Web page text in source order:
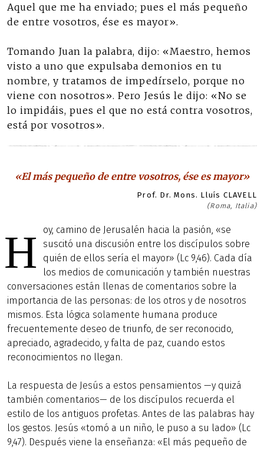
Aquel que me ha enviado; pues el más pequeño
de entre vosotros, ése es mayor».
Tomando Juan la palabra, dijo: «Maestro, hemos
visto a uno que expulsaba demonios en tu
nombre, y tratamos de impedírselo, porque no
viene con nosotros». Pero Jesús le dijo: «No se
lo impidáis, pues el que no está contra vosotros,
está por vosotros».
«El más pequeño de entre vosotros, ése es mayor»
Prof. Dr. Mons. Lluís CLAVELL
(Roma, Italia)
H
oy, camino de Jerusalén hacia la pasión, «se
suscitó una discusión entre los discípulos sobre
quién de ellos sería el mayor» (Lc 9,46). Cada día
los medios de comunicación y también nuestras
conversaciones están llenas de comentarios sobre la
importancia de las personas: de los otros y de nosotros
mismos. Esta lógica solamente humana produce
frecuentemente deseo de triunfo, de ser reconocido,
apreciado, agradecido, y falta de paz, cuando estos
reconocimientos no llegan.
La respuesta de Jesús a estos pensamientos —y quizá
también comentarios— de los discípulos recuerda el
estilo de los antiguos profetas. Antes de las palabras hay
los gestos. Jesús «tomó a un niño, le puso a su lado» (Lc
9,47). Después viene la enseñanza: «El más pequeño de